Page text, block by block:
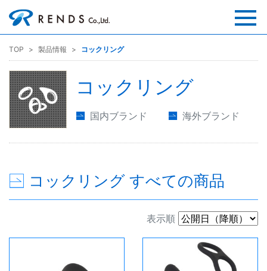
TOP 製品情報 コックリング
コックリング
国内ブランド 海外ブランド
コックリング すべての商品
表示順